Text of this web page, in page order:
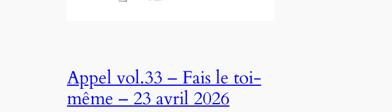
Appel vol.33 – Fais le toi-
même – 23 avril 2026